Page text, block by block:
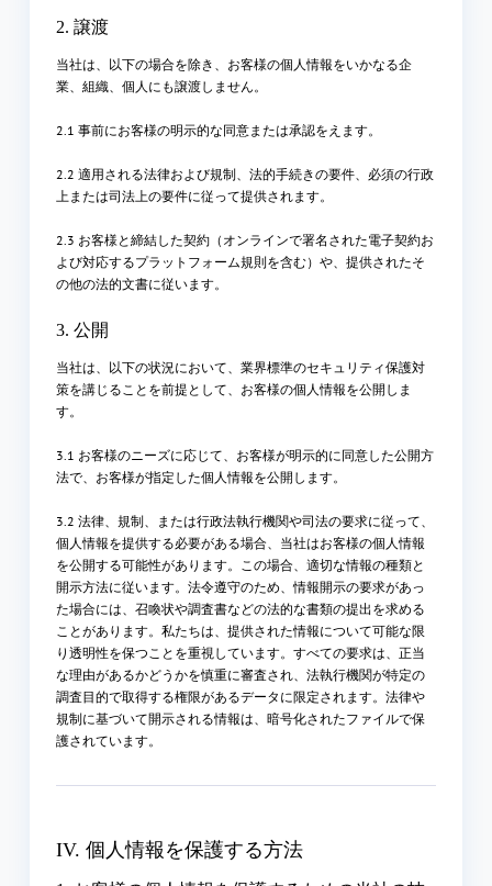
2. 譲渡
当社は、以下の場合を除き、お客様の個人情報をいかなる企
業、組織、個人にも譲渡しません。
2.1 事前にお客様の明示的な同意または承認をえます。
2.2 適用される法律および規制、法的手続きの要件、必須の行政
上または司法上の要件に従って提供されます。
2.3 お客様と締結した契約（オンラインで署名された電子契約お
よび対応するプラットフォーム規則を含む）や、提供されたそ
の他の法的文書に従います。
3. 公開
当社は、以下の状況において、業界標準のセキュリティ保護対
策を講じることを前提として、お客様の個人情報を公開しま
す。
3.1 お客様のニーズに応じて、お客様が明示的に同意した公開方
法で、お客様が指定した個人情報を公開します。
3.2 法律、規制、または行政法執行機関や司法の要求に従って、
個人情報を提供する必要がある場合、当社はお客様の個人情報
を公開する可能性があります。この場合、適切な情報の種類と
開示方法に従います。法令遵守のため、情報開示の要求があっ
た場合には、召喚状や調査書などの法的な書類の提出を求める
ことがあります。私たちは、提供された情報について可能な限
り透明性を保つことを重視しています。すべての要求は、正当
な理由があるかどうかを慎重に審査され、法執行機関が特定の
調査目的で取得する権限があるデータに限定されます。法律や
規制に基づいて開示される情報は、暗号化されたファイルで保
護されています。
IV. 個人情報を保護する方法